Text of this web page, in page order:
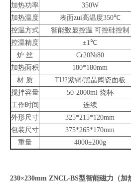
加热功率
350W
加热温度
表面zui高温度350℃
控温方式
智能数显控温 可控硅控制
控温精度
±1℃
炉 丝
Cr20Ni80
加热面积
180*180mm
材 质 TU2紫铜/黑晶陶瓷面板
搅拌容量
50-2000ml 烧杯
工作时间
连续
外形尺寸
325*215*120mm
包装尺寸
375*265*170mm
重量
4000±200g
230×230mm ZNCL-BS型智能磁力（加